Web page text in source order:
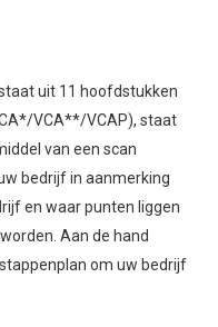
uit 11 hoofdstukken
VCA**/VCAP), staat
van een scan
bedrijf in aanmerking
en waar punten liggen
Aan de hand
om uw bedrijf